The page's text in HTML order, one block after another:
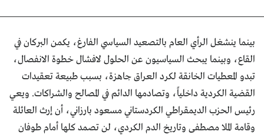
بينما ينشغل الرأي العام بالتصعيد السياسي الفارغ، يكمن البركان في
القاع، وبينما يبحث السياسيون عن الحلول لافشال خطوة الانفصال،
تبدو المعطيات الخانقة لكرد العراق جاهزة، بسبب طبيعة تعقيدات
القضية الكردية داخلياً، وتصادمها الدائم في المصالح والشراكات. ويعي
رئيس الحزب الديمقراطي الكردستاني مسعود بارزاني، أن إرث العائلة
وقامة الملا مصطفى وتاريخ الدم الكردي، لن تصمد كلها أمام طوفان